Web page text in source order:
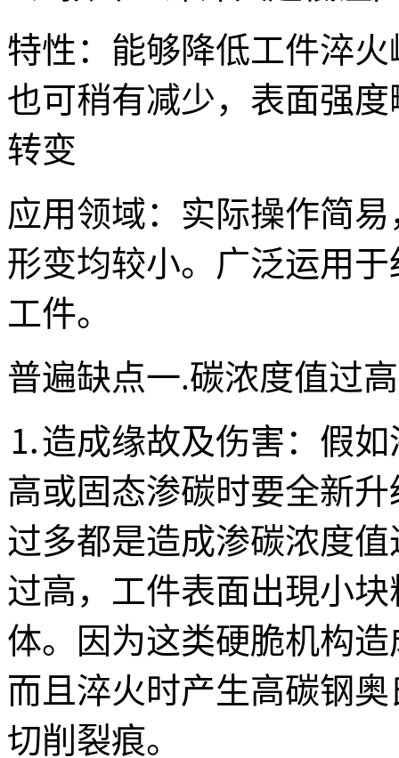
特性：能够降低工件淬
也可稍有减少，表面强
转变
应用领域：实际操作简
形变均较小。广泛运用
工件。
普遍缺点一.碳浓度值过高
⒈造成缘故及伤害：假
高或固态渗碳时要全新
过多都是造成渗碳浓度
过高，工件表面出現小
体。因为这类硬脆机构
而且淬火时产生高碳钢
切削裂痕。